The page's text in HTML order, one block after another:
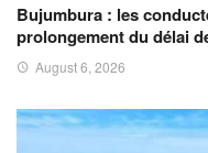
Bujumbura : les
prolongement du délai
August 6, 2026